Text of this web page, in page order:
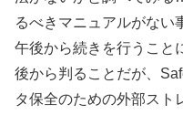
るべきマニュアルがない
午後から続きを行うこと
後から判ることだが、
タ保全のための外部スト